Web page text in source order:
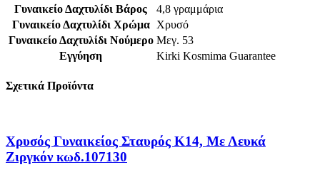
Γυναικείο Δαχτυλίδι Βάρος
4,8 γραμμάρια
Γυναικείο Δαχτυλίδι Χρώμα
Χρυσό
Γυναικείο Δαχτυλίδι Νούμερο Μεγ. 53
Εγγύηση
Kirki Kosmima Guarantee
Σχετικά Προϊόντα
Xρυσός Γυναικείος Σταυρός Κ14, Με Λευκά
Ζιργκόν κωδ.107130